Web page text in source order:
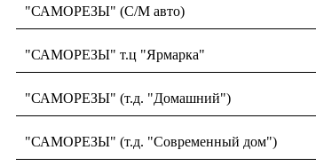
"САМОРЕЗЫ" (С/М авто)
"САМОРЕЗЫ" т.ц "Ярмарка"
"САМОРЕЗЫ" (т.д. "Домашний")
"САМОРЕЗЫ" (т.д. "Современный дом")